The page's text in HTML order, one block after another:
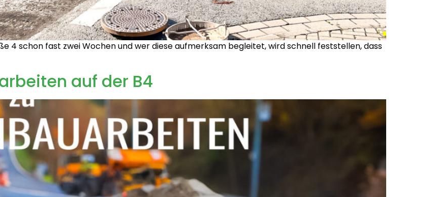
4 schon fast zwei Wochen und wer diese aufmerksam begleitet, wird schnell feststellen, dass
auf der B4